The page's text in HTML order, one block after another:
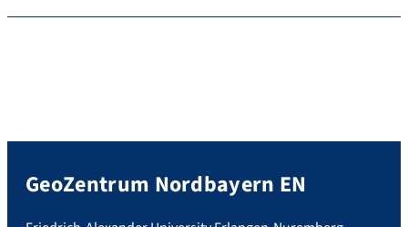
GeoZentrum Nordbayern EN